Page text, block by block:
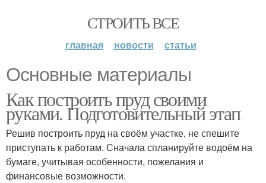
СТРОИТЬ ВСЕ
главная новости статьи
Основные материалы
Как построить пруд своими
руками. Подготовительный этап
Решив построить пруд на своём участке, не спешите
приступать к работам. Сначала спланируйте водоём на
бумаге, учитывая особенности, пожелания и
финансовые возможности.